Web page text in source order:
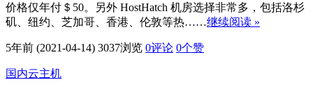
价格仅年付＄50。另外 HostHatch 机房选择非常多，包括洛杉
矶、纽约、芝加哥、香港、伦敦等热……继续阅读 »
5年前 (2021-04-14) 3037浏览 0评论 0个赞
国内云主机